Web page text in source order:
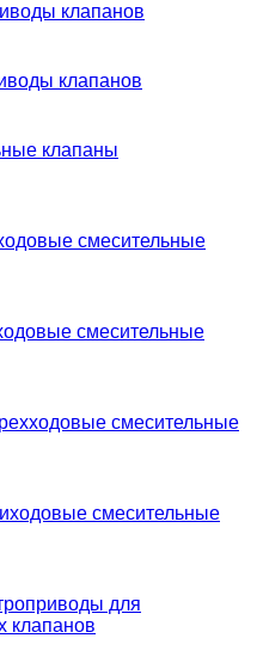
клапанов
клапанов
клапаны
смесительные
смесительные
смесительные
смесительные
для
клапанов